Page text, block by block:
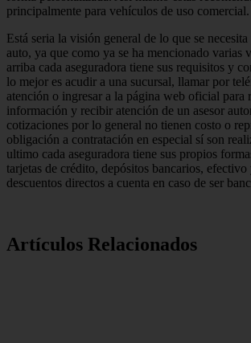
principalmente para vehículos de uso comercial.
Está seria la visión general de lo que se necesita
auto, ya que como ya se ha mencionado varias
arriba cada aseguradora tiene sus requisitos y
lo mejor es acudir a una sucursal, llamar por
atención o ingresar a la página web oficial para
información y recibir atención de un asesor
cotizaciones por lo general no tienen costo o
obligación a contratación en especial sí son
ultimo cada aseguradora tiene sus propios
tarjetas de crédito, depósitos bancarios, efectivo
descuentos directos a cuenta en caso de ser
Artículos Relacionados